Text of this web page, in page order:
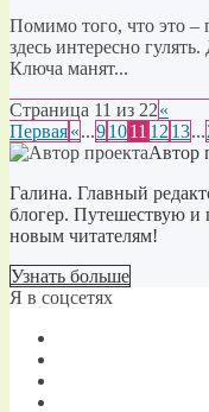
Помимо того, что это –
здесь интересно
Ключа манят...
Страница 11 из 22«
Первая«...91011 12 13...
Автор
Галина. Главный
блогер. Путешествую и
новым читателям!
Узнать больше
Я в соцсетях